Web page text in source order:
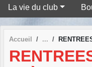
La vie du club
Accueil